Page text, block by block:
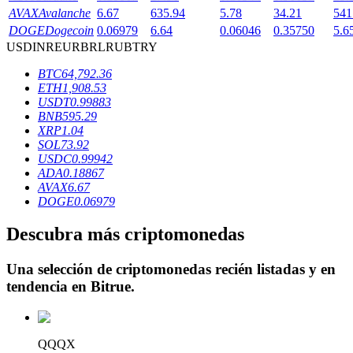
Inversiones exclusivas para titulares de BTR
Servicio de préstamos respaldado por criptomonedas
AVAXAvalanche 6.67 635.94 5.78 34.21
DOGEDogecoin 0.06979 6.64 0.06046 0.35750
USDINREURBRLRUBTRY
BTC64,792.36
ETH1,908.53
USDT0.99883
BNB595.29
XRP1.04
SOL73.92
USDC0.99942
ADA0.18867
AVAX6.67
DOGE0.06979
Descubra más criptomonedas
Una selección de criptomonedas recién listadas y en
tendencia en Bitrue.
QQQX